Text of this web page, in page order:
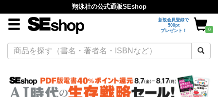
翔泳社の公式通販SEshop
新規会員登録で
500pt
プレゼント！
0